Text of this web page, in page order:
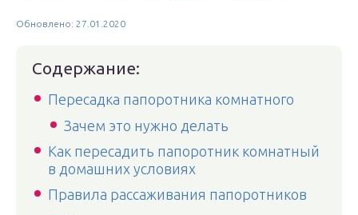
Обновлено: 27.01.2020
Содержание:
Пересадка папоротника комнатного
Зачем это нужно делать
Как пересадить папоротник комнатный
в домашних условиях
Правила рассаживания папоротников